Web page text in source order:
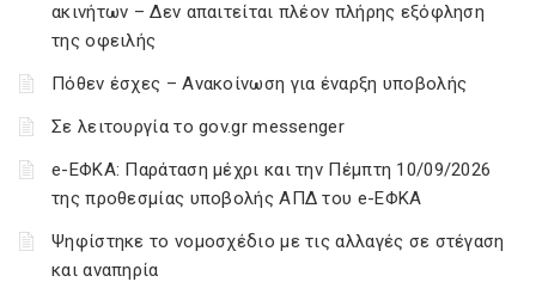
ακινήτων – Δεν απαιτείται πλέον πλήρης εξόφληση
της οφειλής
Πόθεν έσχες – Ανακοίνωση για έναρξη υποβολής
Σε λειτουργία το gov.gr messenger
e-ΕΦΚΑ: Παράταση μέχρι και την Πέμπτη 10/09/2026
της προθεσμίας υποβολής ΑΠΔ του e-ΕΦΚΑ
Ψηφίστηκε το νομοσχέδιο με τις αλλαγές σε στέγαση
και αναπηρία